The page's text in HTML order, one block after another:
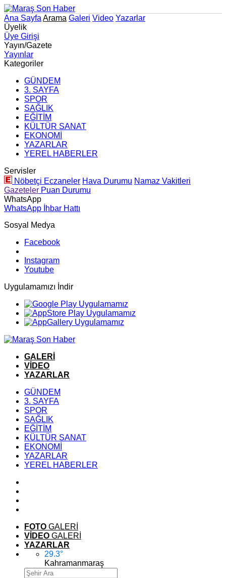
Ana Sayfa Arama Galeri Video Yazarlar
Üyelik
Üye Girişi
Yayın/Gazete
Yayınlar
Kategoriler
GÜNDEM
3. SAYFA
SPOR
SAĞLIK
EĞİTİM
KÜLTÜR SANAT
EKONOMİ
YAZARLAR
YEREL HABERLER
Servisler
Nöbetçi Eczaneler Hava Durumu Namaz Vakitleri
Gazeteler Puan Durumu
WhatsApp
WhatsApp İhbar Hattı
Sosyal Medya
Facebook
Instagram
Youtube
Uygulamamızı İndir
GALERİ
VİDEO
YAZARLAR
GÜNDEM
3. SAYFA
SPOR
SAĞLIK
EĞİTİM
KÜLTÜR SANAT
EKONOMİ
YAZARLAR
YEREL HABERLER
FOTO GALERİ
VİDEO GALERİ
YAZARLAR
29.3°
Kahramanmaraş